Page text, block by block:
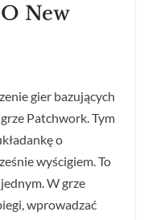
New
gier bazujących
Patchwork. Tym
o
wyścigiem. To
W grze
wprowadzać